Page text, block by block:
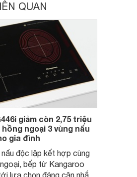
QUAN
giảm còn 2,75 triệu
ngoại 3 vùng nấu
gia đình
độc lập kết hợp cùng
bếp từ Kangaroo
lựa chọn đáng cân nhắc